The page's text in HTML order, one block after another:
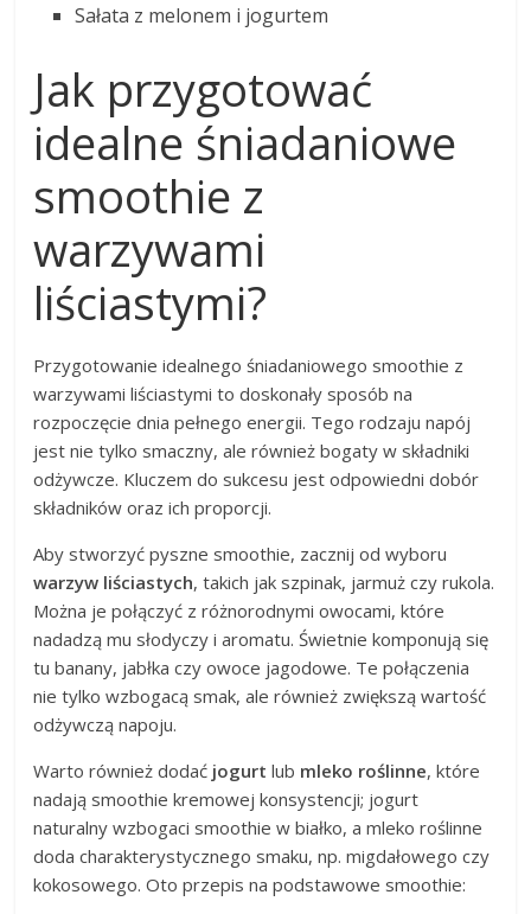
Sałata z melonem i jogurtem
Jak przygotować
idealne śniadaniowe
smoothie z
warzywami
liściastymi?
Przygotowanie idealnego śniadaniowego smoothie z
warzywami liściastymi to doskonały sposób na
rozpoczęcie dnia pełnego energii. Tego rodzaju napój
jest nie tylko smaczny, ale również bogaty w składniki
odżywcze. Kluczem do sukcesu jest odpowiedni dobór
składników oraz ich proporcji.
Aby stworzyć pyszne smoothie, zacznij od wyboru
warzyw liściastych, takich jak szpinak, jarmuż czy rukola.
Można je połączyć z różnorodnymi owocami, które
nadadzą mu słodyczy i aromatu. Świetnie komponują się
tu banany, jabłka czy owoce jagodowe. Te połączenia
nie tylko wzbogacą smak, ale również zwiększą wartość
odżywczą napoju.
Warto również dodać jogurt lub mleko roślinne, które
nadają smoothie kremowej konsystencji; jogurt
naturalny wzbogaci smoothie w białko, a mleko roślinne
doda charakterystycznego smaku, np. migdałowego czy
kokosowego. Oto przepis na podstawowe smoothie: